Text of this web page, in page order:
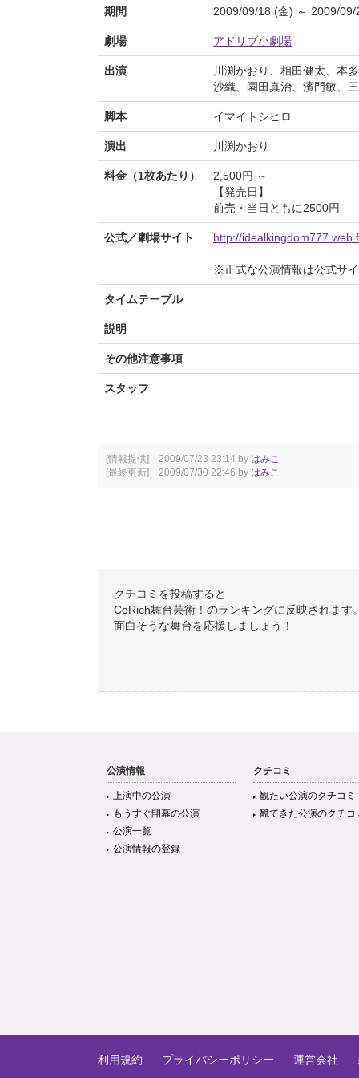
期間 2009/09/18 (金) ～ 2009/09/
劇場 アドリブ小劇場
出演
川渕かおり、相田健太、本
沙織、園田真治、濱門敏、
脚本 イマイトシヒロ
演出 川渕かおり
料金（1枚あたり）
2,500円 ～
【発売日】
前売・当日ともに2500円
公式／劇場サイト http://
※正式な公演情報は公式サ
タイムテーブル
説明
その他注意事項
スタッフ
[情報提供] 2009/07/23 23:14 by はみこ
[最終更新] 2009/07/30 22:46 by はみこ
クチコミを投稿すると
CoRich舞台芸術！のランキングに反映されます
面白そうな舞台を応援しましょう！
公演情報
上演中の公演
もうすぐ開幕の公演
公演一覧
公演情報の登録
クチコミ
観たい公演のクチコミ
観てきた公演のクチコ
利用規約 プライバシーポリシー 運営会社